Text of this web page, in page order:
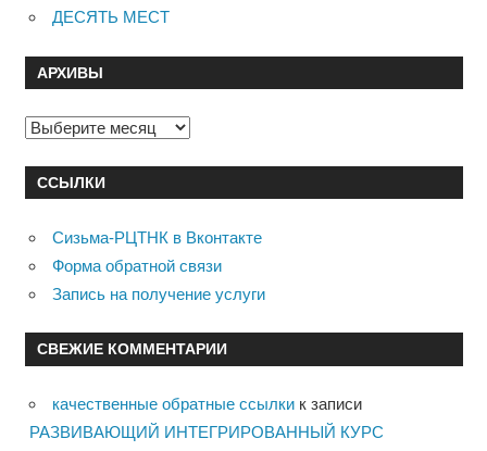
ДЕСЯТЬ МЕСТ
АРХИВЫ
Архивы
ССЫЛКИ
Сизьма-РЦТНК в Вконтакте
Форма обратной связи
Запись на получение услуги
СВЕЖИЕ КОММЕНТАРИИ
качественные обратные ссылки к записи
РАЗВИВАЮЩИЙ ИНТЕГРИРОВАННЫЙ КУРС